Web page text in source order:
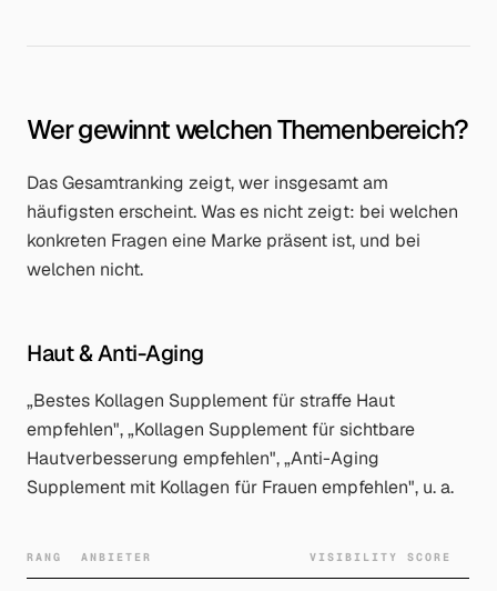
Wer gewinnt welchen Themenbereich?
Das Gesamtranking zeigt, wer insgesamt am
häufigsten erscheint. Was es nicht zeigt: bei welchen
konkreten Fragen eine Marke präsent ist, und bei
welchen nicht.
Haut & Anti-Aging
„Bestes Kollagen Supplement für straffe Haut
empfehlen", „Kollagen Supplement für sichtbare
Hautverbesserung empfehlen", „Anti-Aging
Supplement mit Kollagen für Frauen empfehlen", u. a.
RANG ANBIETER VISIBILITY SCORE